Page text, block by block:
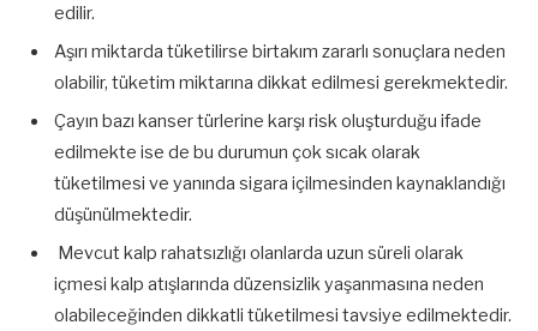
edilir.
Aşırı miktarda tüketilirse birtakım zararlı sonuçlara neden
olabilir, tüketim miktarına dikkat edilmesi gerekmektedir.
Çayın bazı kanser türlerine karşı risk oluşturduğu ifade
edilmekte ise de bu durumun çok sıcak olarak
tüketilmesi ve yanında sigara içilmesinden kaynaklandığı
düşünülmektedir.
Mevcut kalp rahatsızlığı olanlarda uzun süreli olarak
içmesi kalp atışlarında düzensizlik yaşanmasına neden
olabileceğinden dikkatli tüketilmesi tavsiye edilmektedir.